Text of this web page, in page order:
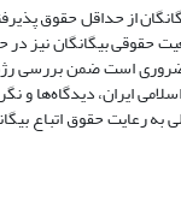
از حداقل حقوق
حقوقی بیگانگان نیز در
است ضمن بررسی
ایران، دیدگاه‌ها
رعایت حقوق اتباع